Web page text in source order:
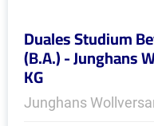
Duales Studium
(B.A.) - Junghans
KG
Junghans